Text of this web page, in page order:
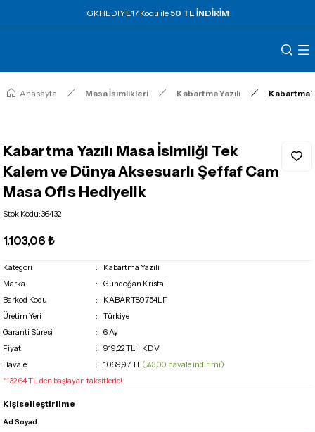
GKHEDIYE17 Kodu ile50 TL İNDİRİM
Anasayfa Masa İsimlikleri Kabartma Yazılı Kabartma
Kabartma Yazılı Masa İsimliği Tek
Kalem ve Dünya Aksesuarlı Şeffaf Cam
Masa Ofis Hediyelik
Stok Kodu:36432
1.103,06 ₺
Kategori
Kabartma Yazılı
Marka
Gündoğan Kristal
Barkod Kodu
KABART89754LF
Üretim Yeri
Türkiye
Garanti Süresi
6 Ay
Fiyat
919,22 TL + KDV
Havale
1.069,97 TL(%3,00 havale indirimi)
*132,64 TL den başlayan taksitlerle!
Kişiselleştirilme
Ad Soyad